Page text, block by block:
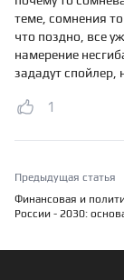
теме, сомнения
что поздно, все
намерение
зададут спойлер,
1
Предыдущая статья
Финансовая и
России - 2030: